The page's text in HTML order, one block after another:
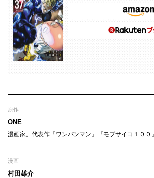
原作
ONE
漫画家。代表作『ワンパンマン』『モブサイコ１００』
漫画
村田雄介